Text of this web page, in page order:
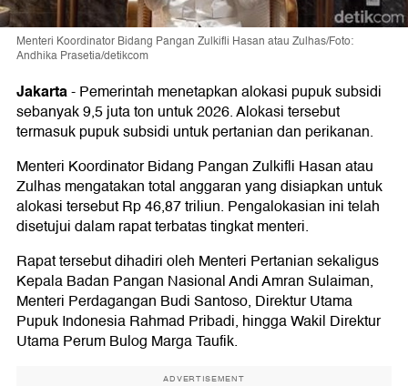
Menteri Koordinator Bidang Pangan Zulkifli Hasan atau Zulhas/Foto:
Andhika Prasetia/detikcom
Jakarta-Pemerintah menetapkan alokasi pupuk subsidi
sebanyak 9,5 juta ton untuk 2026. Alokasi tersebut
termasuk pupuk subsidi untuk pertanian dan perikanan.
Menteri Koordinator Bidang Pangan Zulkifli Hasan atau
Zulhas mengatakan total anggaran yang disiapkan untuk
alokasi tersebut Rp 46,87 triliun. Pengalokasian ini telah
disetujui dalam rapat terbatas tingkat menteri.
Rapat tersebut dihadiri oleh Menteri Pertanian sekaligus
Kepala Badan Pangan Nasional Andi Amran Sulaiman,
Menteri Perdagangan Budi Santoso, Direktur Utama
Pupuk Indonesia Rahmad Pribadi, hingga Wakil Direktur
Utama Perum Bulog Marga Taufik.
ADVERTISEMENT